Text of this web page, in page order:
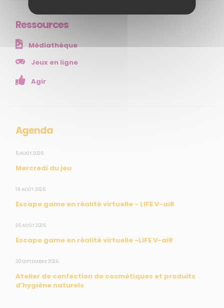
Ressources
Médiathèque
Jeux en ligne
Agir
Agenda
5 AOÛT 2026
Mercredi du jeu
19 AOÛT 2026
Escape game en réalité virtuelle - LIFE V-aiR
26 AOÛT 2026
Escape game en réalité virtuelle -LIFE V-aiR
30 SEPTEMBRE 2026
Atelier de confection de cosmétiques et produits
d’hygiène naturels
Comprendre
Agir
NOS SERVICES
Presse
Mesures du réseau Sargasses
Open Data
CONTACT
Mail : info@madininair.fr